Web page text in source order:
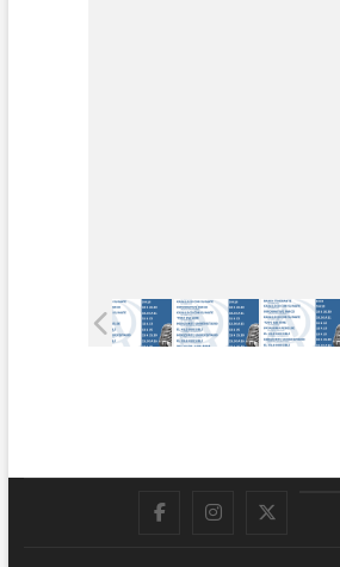
FacebookInstagram